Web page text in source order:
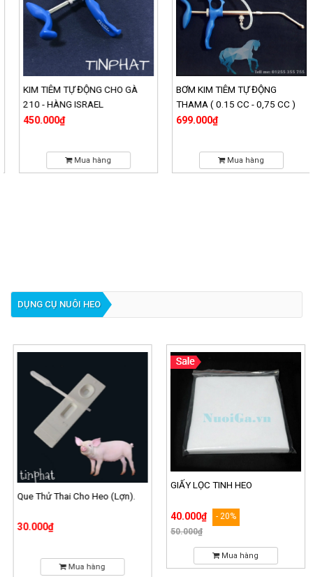
KIM TIÊM TỰ ĐỘNG CHO GÀ
210 - HÀNG ISRAEL
450.000₫
Mua hàng
BƠM KIM TIÊM TỰ ĐỘNG
THAMA ( 0.15 CC - 0,75 CC )
699.000₫
Mua hàng
DỤNG CỤ NUÔI HEO
Que Thử Thai Cho Heo (Lợn).
30.000₫
Mua hàng
GIẤY LỌC TINH HEO
40.000₫
- 20%
50.000₫
Mua hàng